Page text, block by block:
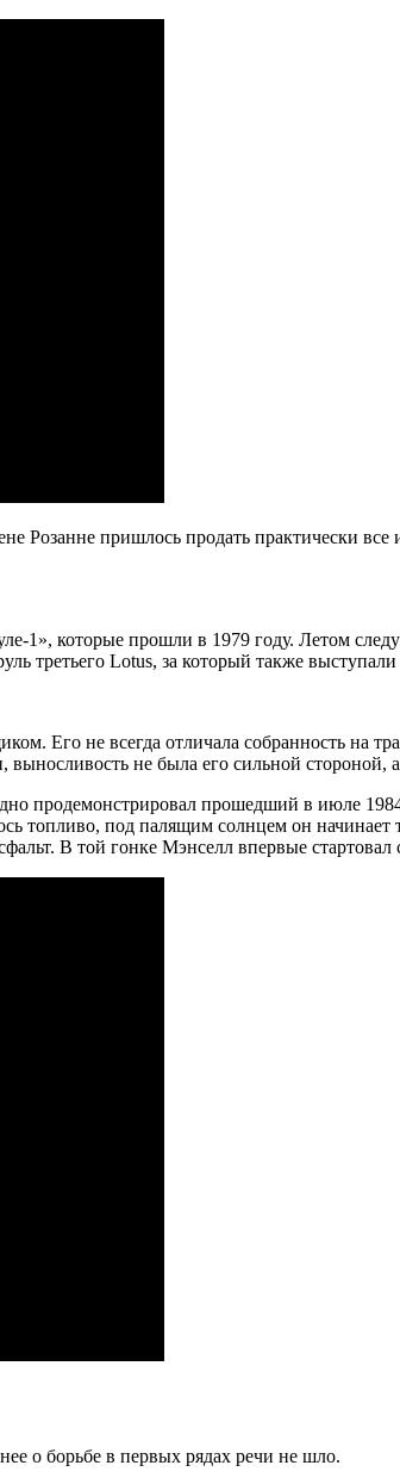
Розанне пришлось продать практически все
1», которые прошли в 1979 году. Летом
третьего Lotus, за который также
Его не всегда отличала собранность на
не была его сильной стороной,
продемонстрировал прошедший в июле
топливо, под палящим солнцем он
В той гонке Мэнселл впервые
о борьбе в первых рядах речи не шло.